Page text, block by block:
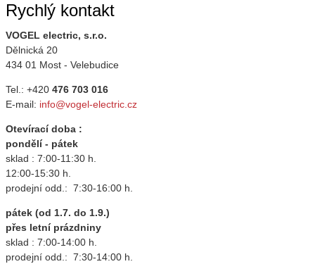
Rychlý kontakt
VOGEL electric, s.r.o.
Dělnická 20
434 01 Most - Velebudice
Tel.: +420 476 703 016
E-mail: info@vogel-electric.cz
Otevírací doba :
pondělí - pátek
sklad : 7:00-11:30 h.
12:00-15:30 h.
prodejní odd.: 7:30-16:00 h.
pátek (od 1.7. do 1.9.)
přes letní prázdniny
sklad : 7:00-14:00 h.
prodejní odd.: 7:30-14:00 h.